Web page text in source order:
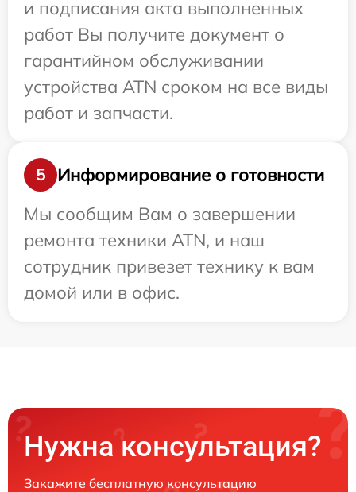
и подписания акта выполненных
работ Вы получите документ о
гарантийном обслуживании
устройства ATN сроком на все виды
работ и запчасти.
5
Информирование о готовности
Мы сообщим Вам о завершении
ремонта техники ATN, и наш
сотрудник привезет технику к вам
домой или в офис.
Нужна консультация?
Закажите бесплатную консультацию